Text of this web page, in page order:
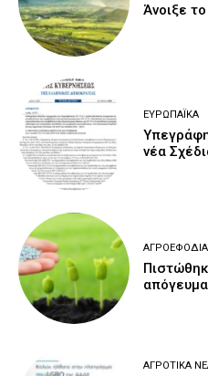
Άνοιξε
ΕΥΡΩΠΑΪΚΆ
νέα
ΑΓΡΟΕΦΌΔΙΑ
ΑΓΡΟΤΙΚΆ